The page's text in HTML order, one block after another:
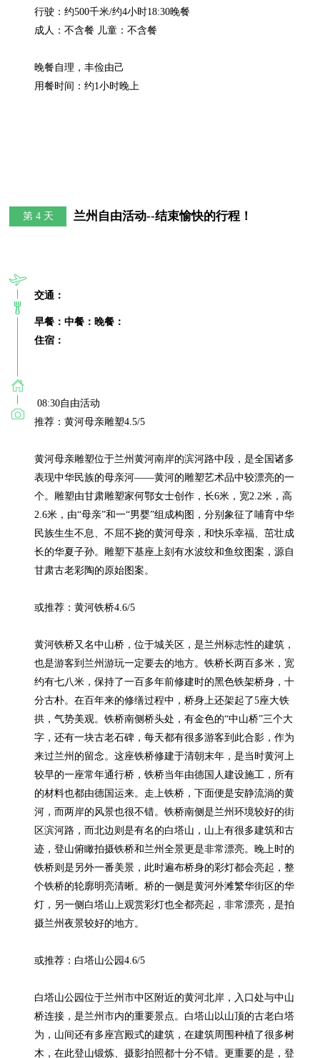
行驶：约500千米/约4小时18:30晚餐
成人：不含餐 儿童：不含餐
晚餐自理，丰俭由己
用餐时间：约1小时晚上
第 4 天 兰州自由活动--结束愉快的行程！
交通：
早餐：中餐：晚餐：
住宿：
08:30自由活动
推荐：黄河母亲雕塑4.5/5
黄河母亲雕塑位于兰州黄河南岸的滨河路中段，是全国诸多
表现中华民族的母亲河——黄河的雕塑艺术品中较漂亮的一
个。雕塑由甘肃雕塑家何鄂女士创作，长6米，宽2.2米，高
2.6米，由“母亲”和一“男婴”组成构图，分别象征了哺育中华
民族生生不息、不屈不挠的黄河母亲，和快乐幸福、茁壮成
长的华夏子孙。雕塑下基座上刻有水波纹和鱼纹图案，源自
甘肃古老彩陶的原始图案。
或推荐：黄河铁桥4.6/5
黄河铁桥又名中山桥，位于城关区，是兰州标志性的建筑，
也是游客到兰州游玩一定要去的地方。铁桥长两百多米，宽
约有七八米，保持了一百多年前修建时的黑色铁架桥身，十
分古朴。在百年来的修缮过程中，桥身上还架起了5座大铁
拱，气势美观。铁桥南侧桥头处，有金色的“中山桥”三个大
字，还有一块古老石碑，每天都有很多游客到此合影，作为
来过兰州的留念。这座铁桥修建于清朝末年，是当时黄河上
较早的一座常年通行桥，铁桥当年由德国人建设施工，所有
的材料也都由德国运来。走上铁桥，下面便是安静流淌的黄
河，而两岸的风景也很不错。铁桥南侧是兰州环境较好的街
区滨河路，而北边则是有名的白塔山，山上有很多建筑和古
迹，登山俯瞰拍摄铁桥和兰州全景更是非常漂亮。晚上时的
铁桥则是另外一番美景，此时遍布桥身的彩灯都会亮起，整
个铁桥的轮廓明亮清晰。桥的一侧是黄河外滩繁华街区的华
灯，另一侧白塔山上观赏彩灯也全都亮起，非常漂亮，是拍
摄兰州夜景较好的地方。
或推荐：白塔山公园4.6/5
白塔山公园位于兰州市中区附近的黄河北岸，入口处与中山
桥连接，是兰州市内的重要景点。白塔山以山顶的古老白塔
为，山间还有多座宫殿式的建筑，在建筑周围种植了很多树
木，在此登山锻炼、摄影拍照都十分不错。更重要的是，登